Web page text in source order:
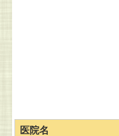
医院名